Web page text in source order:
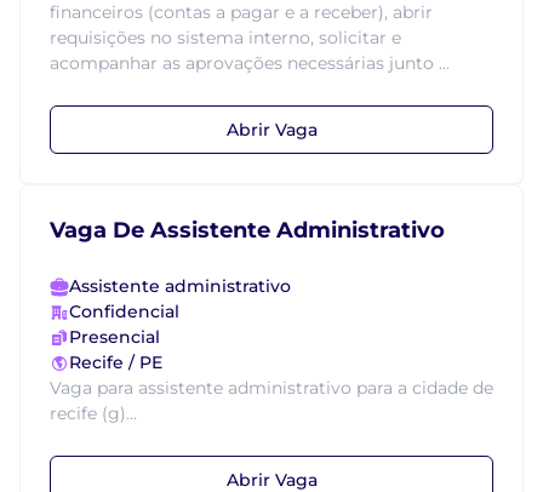
financeiros (contas a pagar e a receber), abrir
requisições no sistema interno, solicitar e
acompanhar as aprovações necessárias junto ...
Abrir Vaga
Vaga De Assistente Administrativo
Assistente administrativo
Confidencial
Presencial
Recife / PE
Vaga para assistente administrativo para a cidade de
recife (g)...
Abrir Vaga